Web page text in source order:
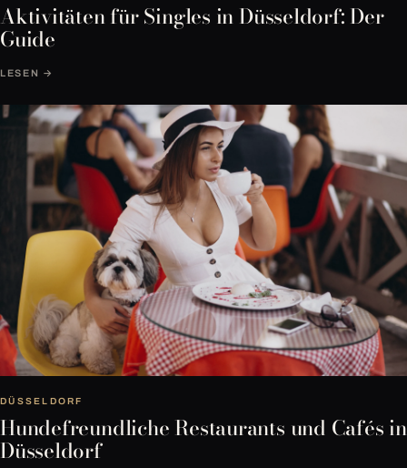
Aktivitäten für Singles in Düsseldorf: Der
Guide
LESEN →
DÜSSELDORF
Hundefreundliche Restaurants und Cafés in
Düsseldorf